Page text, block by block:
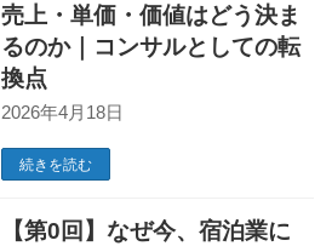
売上・単価・価値はどう決ま
るのか｜コンサルとしての転
換点
2026年4月18日
続きを読む
【第0回】なぜ今、宿泊業に